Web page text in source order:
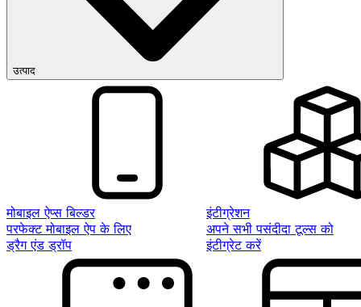
उत्पाद
मोबाइल ऐप्स बिल्डर
परफेक्ट मोबाइल ऐप के लिए
ड्रैग एंड ड्रॉप
इंटीग्रेशन
अपने सभी पसंदीदा टूल्स को
इंटीग्रेट करें